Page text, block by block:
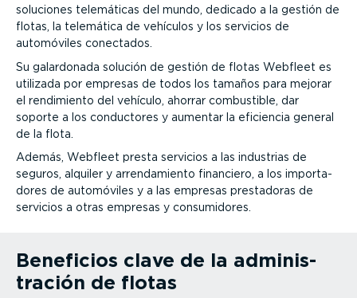
soluciones telemáticas del mundo, dedicado a la gestión de
flotas, la telemática de vehículos y los servicios de
automóviles conectados.
Su galardonada solución de gestión de flotas Webfleet es
utilizada por empresas de todos los tamaños para mejorar
el rendimiento del vehículo, ahorrar combustible, dar
soporte a los conductores y aumentar la eficiencia general
de la flota.
Además, Webfleet presta servicios a las industrias de
seguros, alquiler y arren­da­miento financiero, a los impor­ta­
dores de automóviles y a las empresas prestadoras de
servicios a otras empresas y consu­mi­dores.
Beneficios clave de la adminis­
tración de flotas